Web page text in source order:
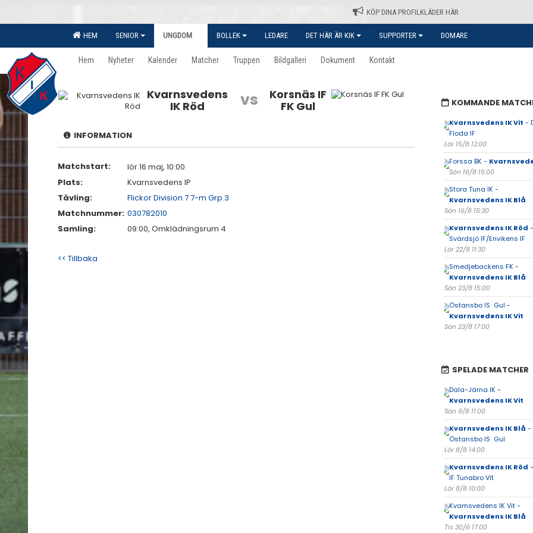
KÖP DINA PROFILKLÄDER HÄR
HEM SENIOR UNGDOM BOLLEK LEDARE DET HÄR ÄR KIK SUPPORTER DOMARE
Hem Nyheter Kalender Matcher Truppen Bildgalleri Dokument Kontakt
Kvarnsvedens
IK Röd
vs
Korsnäs IF
FK Gul
INFORMATION
Matchstart:
lör 16 maj, 10:00
Plats:
Kvarnsvedens IP
Tävling:
Flickor Division 7 7-m Grp.3
Matchnummer: 030782010
Samling:
09:00, Omklädningsrum 4
<< Tillbaka
KOMMANDE
Kvarnsvedens IK Vit -
Floda IF
Lör 15/8 12:00
Forssa BK -
Sön 16/8 15:00
Stora Tuna IK -
Kvarnsvedens IK Blå
Sön 16/8 15:30
Kvarnsvedens IK Röd -
Svärdsjö IF/Envikens IF
Lör 22/8 11:30
Smedjebackens FK -
Kvarnsvedens IK Blå
Sön 23/8 15:00
Östansbo IS Gul -
Kvarnsvedens IK Vit
Sön 23/8 17:00
SPELADE MATCHER
Dala-Järna IK -
Kvarnsvedens IK Vit
Sön 9/8 11:00
Kvarnsvedens IK Blå -
Östansbo IS Gul
Lör 8/8 14:00
Kvarnsvedens IK Röd -
IF Tunabro Vit
Lör 8/8 10:00
Kvarnsvedens IK Vit -
Kvarnsvedens IK Blå
Tis 30/6 17:00